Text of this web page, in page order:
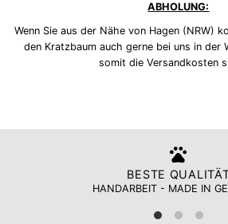
ABHOLUNG:
Wenn Sie aus der Nähe von Hagen (NRW)
den Kratzbaum auch gerne bei uns in der
somit die Versandkosten
BESTE
HANDARBEIT - MADE IN